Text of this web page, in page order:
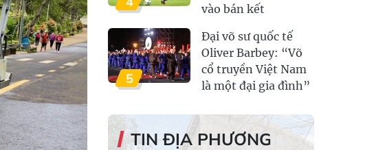
vào bán kết
5
Đại võ sư quốc tế
Oliver Barbey: “Võ
cổ truyền Việt Nam
là một đại gia đình”
TIN ĐỊA PHƯƠNG